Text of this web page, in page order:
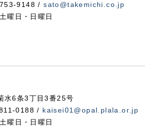
753-9148 /sato@takemichi.co.jp
曜日・日曜日
6条3丁目3番25号
0188 / kaisei01@opal.plala.or.jp
曜日・日曜日